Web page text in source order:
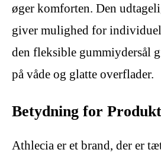
øger komforten. Den
giver mulighed for
den fleksible gummiydersål
på våde og glatte overflader.
Betydning for
Athlecia er et brand, der er